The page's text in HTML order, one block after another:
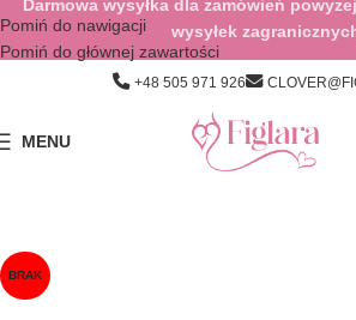
Pomiń do nawigacji
Pomiń do głównej zawartości
+48 505 971 926
MENU
BRAK
Darmowa wysyłka dla zamówień
wysyłek